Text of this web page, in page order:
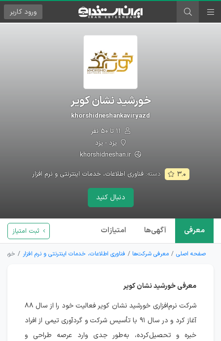
ورود کاربر
خورشید نشان کویر
khorshidneshankaviryazd
یزد - یزد
khorshidneshan.ir
۳.۰ دسته:فناوری اطلاعات، خدمات اینترنتی و نرم افزار
دنبال کنید
معرفی آگهی‌ها امتیازات ثبت امتیاز
صفحه اصلی معرفی شرکت‌ها فناوری اطلاعات، خدمات اینترنتی و نرم افزار
معرفی خورشید نشان کویر
شرکت نرم‌افزاری خورشید نشان کویر فعالیت خود را از سال ۸۸
آغاز کرد و در سال ۹۱ با تأسیس شرکت و گردآوری تیمی از افراد
خبره و تحصیل‌کرده، به‌طور جدی وارد عرصه طراحی و